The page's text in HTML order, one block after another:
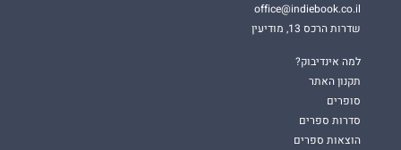
office@indiebook.co.il
שדרות הרכס 13, מודיעין
למה אינדיבוק?
תקנון האתר
סופרים
סדרות ספרים
הוצאות ספרים